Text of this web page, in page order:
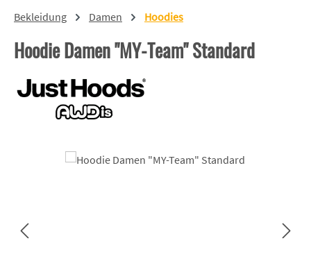
Bekleidung Damen Hoodies
Hoodie Damen "MY-Team" Standard
Bildergalerie überspringen